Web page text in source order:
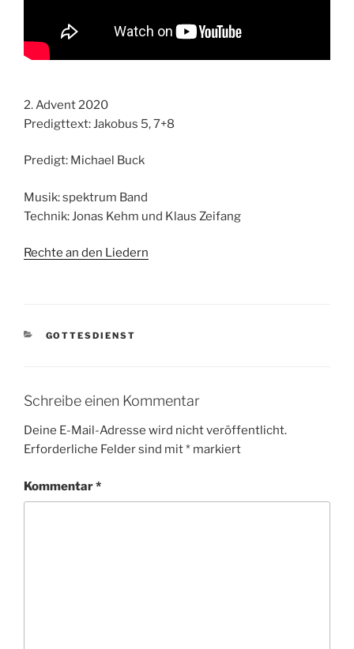
2. Advent 2020
Predigttext: Jakobus 5, 7+8
Predigt: Michael Buck
Musik: spektrum Band
Technik: Jonas Kehm und Klaus Zeifang
Rechte an den Liedern
KATEGORIEN
GOTTESDIENST
Schreibe einen Kommentar
Deine E-Mail-Adresse wird nicht veröffentlicht.
Erforderliche Felder sind mit* markiert
Kommentar*